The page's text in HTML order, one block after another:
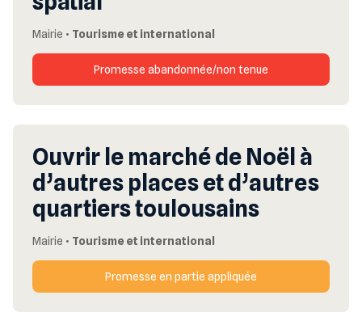
Mairie • Tourisme et international
Promesse abandonnée/non tenue
Ouvrir le marché de Noël à
d’autres places et d’autres
quartiers toulousains
Mairie • Tourisme et international
Promesse en partie appliquée